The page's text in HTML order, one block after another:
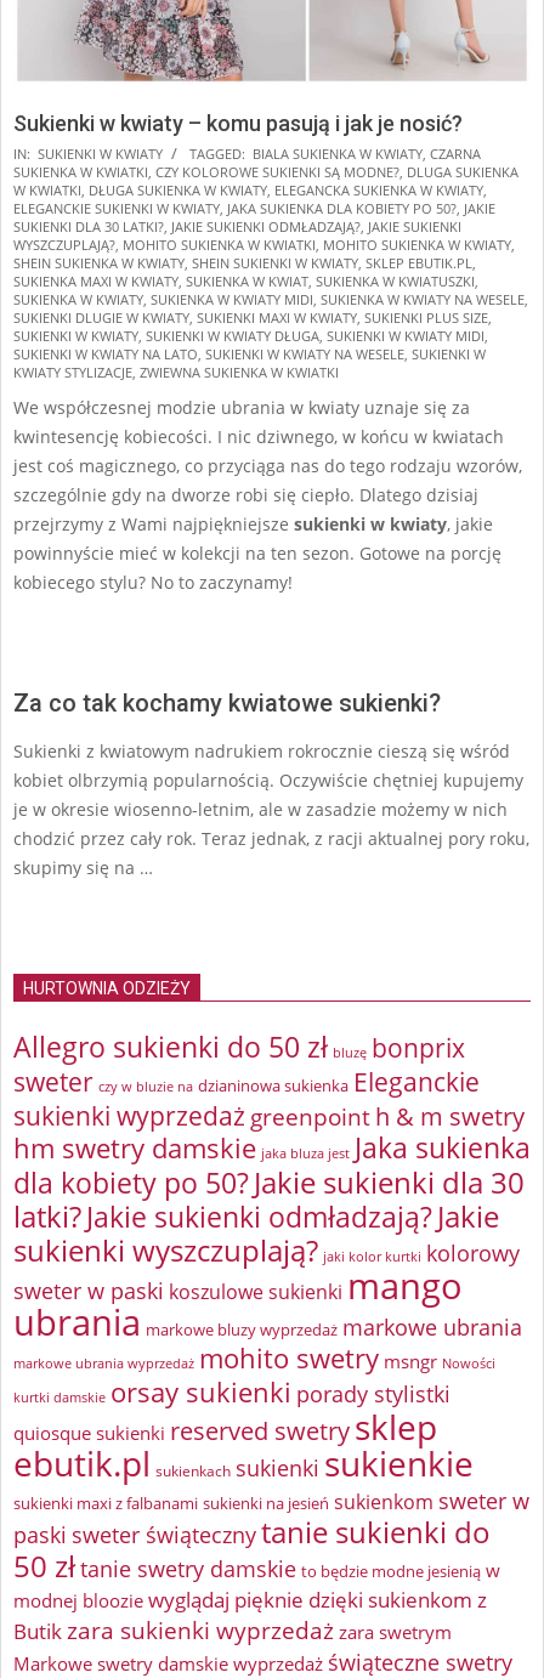
Sukienki w kwiaty – komu pasują i jak je nosić?
2025-
01-
24
IN: SUKIENKI W KWIATY TAGGED: BIALA SUKIENKA W KWIATY CZARNA
SUKIENKA W KWIATKI CZY KOLOROWE SUKIENKI SĄ MODNE? DLUGA SUKIENKA
W KWIATKI DŁUGA SUKIENKA W KWIATY ELEGANCKA SUKIENKA W KWIATY
ELEGANCKIE SUKIENKI W KWIATY JAKA SUKIENKA DLA KOBIETY PO 50? JAKIE
SUKIENKI DLA 30 LATKI? JAKIE SUKIENKI ODMŁADZAJĄ? JAKIE SUKIENKI
WYSZCZUPLAJĄ? MOHITO SUKIENKA W KWIATKI MOHITO SUKIENKA W KWIATY
SHEIN SUKIENKA W KWIATY SHEIN SUKIENKI W KWIATY SKLEP EBUTIK.PL
SUKIENKA MAXI W KWIATY SUKIENKA W KWIAT SUKIENKA W KWIATUSZKI
SUKIENKA W KWIATY SUKIENKA W KWIATY MIDI SUKIENKA W KWIATY NA WESELE
SUKIENKI DLUGIE W KWIATY SUKIENKI MAXI W KWIATY SUKIENKI PLUS SIZE
SUKIENKI W KWIATY SUKIENKI W KWIATY DŁUGA SUKIENKI W KWIATY MIDI
SUKIENKI W KWIATY NA LATO SUKIENKI W KWIATY NA WESELE SUKIENKI W
KWIATY STYLIZACJE ZWIEWNA SUKIENKA W KWIATKI
We współczesnej modzie ubrania w kwiaty uznaje się za
kwintesencję kobiecości. I nic dziwnego, w końcu w kwiatach
jest coś magicznego, co przyciąga nas do tego rodzaju wzorów,
szczególnie gdy na dworze robi się ciepło. Dlatego dzisiaj
przejrzymy z Wami najpiękniejsze sukienki w kwiaty, jakie
powinnyście mieć w kolekcji na ten sezon. Gotowe na porcję
kobiecego stylu? No to zaczynamy!
Za co tak kochamy kwiatowe sukienki?
Sukienki z kwiatowym nadrukiem rokrocznie cieszą się wśród
kobiet olbrzymią popularnością. Oczywiście chętniej kupujemy
je w okresie wiosenno-letnim, ale w zasadzie możemy w nich
chodzić przez cały rok. Teraz jednak, z racji aktualnej pory roku,
skupimy się na …
HURTOWNIA ODZIEŻY
Allegro sukienki do 50 zł bluzę bonprix
sweter czy w bluzie na dzianinowa sukienka Eleganckie
sukienki wyprzedaż greenpointh & m swetry
hm swetry damskie jaka bluza jest Jaka sukienka
dla kobiety po 50?Jakie sukienki dla 30
latki?Jakie sukienki odmładzają?Jakie
sukienki wyszczuplają? jaki kolor kurtki kolorowy
sweter w paski koszulowe sukienki mango
ubrania markowe bluzy wyprzedaż markowe ubrania
markowe ubrania wyprzedaż mohito swetry msngr Nowości
kurtki damskie orsay sukienki porady stylistki
quiosque sukienki reserved swetrysklep
ebutik.pl sukienkach sukienki sukienkie
sukienki maxi z falbanami sukienki na jesień sukienkom sweter w
paski sweter świątecznytanie sukienki do
50 złtanie swetry damskie to będzie modne jesienią w
modnej bloozie wyglądaj pięknie dzięki sukienkom z
Butikzara sukienki wyprzedażzara swetrym
Markowe swetry damskie wyprzedaż świąteczne swetry